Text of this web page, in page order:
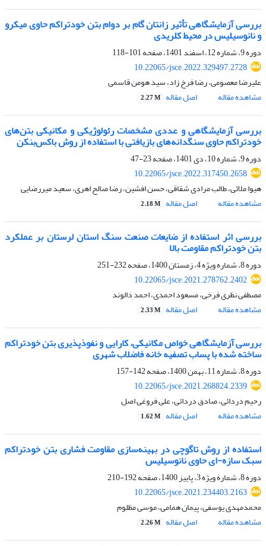
بررسی آزمایشگاهی تأثیر زانتان گام بر دوام بتن خودتراکم حاوی میکرو
و نانوسیلیس در محیط کلریدی
دوره 9، شماره 12، اسفند 1401، صفحه
101-118
10.22065/jsce.2022.329497.2728
علیرضا معصومی، رضا فرخ زاد، سید هومن قاسمی
مشاهده مقاله
اصل مقاله 2.27 M
بررسی آزمایشگاهی و عددی مشخصات رئولوژیکی و مکانیکی بتن‌های
خودتراکم حاوی سنگدانه‌های بازیافتی با استفاده از روش باکس‌بنکن
دوره 9، شماره 10، دی 1401، صفحه
23-47
10.22065/jsce.2022.317450.2658
هیوا ملائی، طالب مرادی شقاقی، حسن افشین، رضا صالح اهری، سعید میررضایی
مشاهده مقاله
اصل مقاله 2.18 M
بررسی اثر استفاده از ضایعات صنعت سنگ استان لرستان بر عملکرد
بتن خودتراکم مقاومت بالا
دوره 8، شماره ویژه 4، زمستان 1400، صفحه
232-251
10.22065/jsce.2021.278762.2402
مصطفی نظری فرخی، مسعود احمدی، احمد دالوند
مشاهده مقاله
اصل مقاله 2.33 M
بررسی آزمایشگاهی خواص مکانیکی، کارایی و نفوذ‌پذیری بتن خودتراکم
ساخته شده با پساب تصفیه خانه فاضلاب شهری
دوره 8، شماره 11، بهمن 1400، صفحه
142-157
10.22065/jsce.2021.268824.2339
رحیم دردائی، صادق دردائی، علی فروغی اصل
مشاهده مقاله
اصل مقاله 1.62 M
استفاده از روش تاگوچی در بهینه‌سازی مقاومت فشاری بتن خودتراکم
سبک سازه-ای حاوی نانوسیلیس
دوره 8، شماره ویژه 3، پاییز 1400، صفحه
192-210
10.22065/jsce.2021.234403.2163
محمدمهدی یوسفی، پیمان همامی، موسی مظلوم
مشاهده مقاله
اصل مقاله 2.26 M